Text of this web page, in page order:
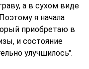
а в сухом виде
я начала
приобретаю в
и состояние
улучшилось".